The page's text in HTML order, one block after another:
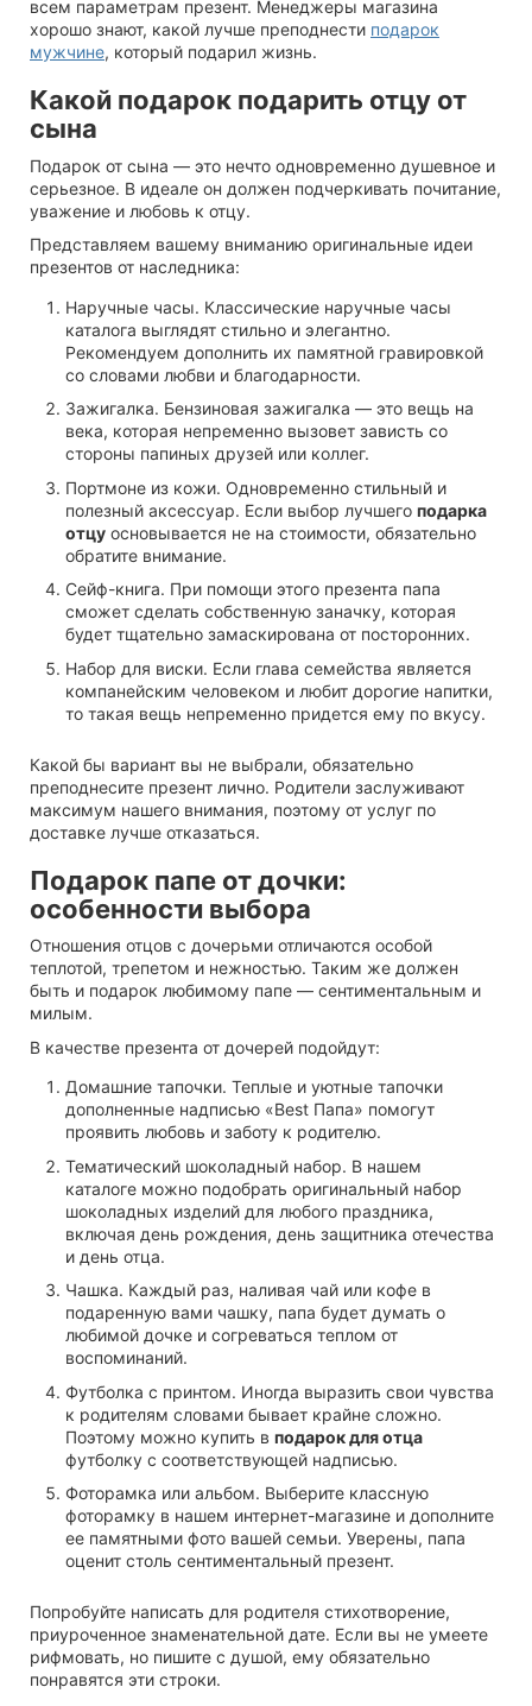
всем параметрам презент. Менеджеры магазина
хорошо знают, какой лучше преподнести подарок
мужчине, который подарил жизнь.
Какой подарок подарить отцу от
сына
Подарок от сына — это нечто одновременно душевное и
серьезное. В идеале он должен подчеркивать почитание,
уважение и любовь к отцу.
Представляем вашему вниманию оригинальные идеи
презентов от наследника:
Наручные часы. Классические наручные часы
каталога выглядят стильно и элегантно.
Рекомендуем дополнить их памятной гравировкой
со словами любви и благодарности.
Зажигалка. Бензиновая зажигалка — это вещь на
века, которая непременно вызовет зависть со
стороны папиных друзей или коллег.
Портмоне из кожи. Одновременно стильный и
полезный аксессуар. Если выбор лучшего подарка
отцу основывается не на стоимости, обязательно
обратите внимание.
Сейф-книга. При помощи этого презента папа
сможет сделать собственную заначку, которая
будет тщательно замаскирована от посторонних.
Набор для виски. Если глава семейства является
компанейским человеком и любит дорогие напитки,
то такая вещь непременно придется ему по вкусу.
Какой бы вариант вы не выбрали, обязательно
преподнесите презент лично. Родители заслуживают
максимум нашего внимания, поэтому от услуг по
доставке лучше отказаться.
Подарок папе от дочки:
особенности выбора
Отношения отцов с дочерьми отличаются особой
теплотой, трепетом и нежностью. Таким же должен
быть и подарок любимому папе — сентиментальным и
милым.
В качестве презента от дочерей подойдут:
Домашние тапочки. Теплые и уютные тапочки
дополненные надписью «Best Папа» помогут
проявить любовь и заботу к родителю.
Тематический шоколадный набор. В нашем
каталоге можно подобрать оригинальный набор
шоколадных изделий для любого праздника,
включая день рождения, день защитника отечества
и день отца.
Чашка. Каждый раз, наливая чай или кофе в
подаренную вами чашку, папа будет думать о
любимой дочке и согреваться теплом от
воспоминаний.
Футболка с принтом. Иногда выразить свои чувства
к родителям словами бывает крайне сложно.
Поэтому можно купить в подарок для отца
футболку с соответствующей надписью.
Фоторамка или альбом. Выберите классную
фоторамку в нашем интернет-магазине и дополните
ее памятными фото вашей семьи. Уверены, папа
оценит столь сентиментальный презент.
Попробуйте написать для родителя стихотворение,
приуроченное знаменательной дате. Если вы не умеете
рифмовать, но пишите с душой, ему обязательно
понравятся эти строки.